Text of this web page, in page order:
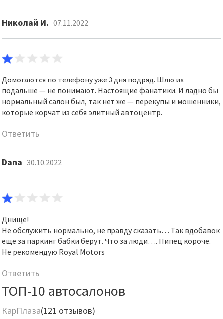
Николай И. 07.11.2022
Домогаются по телефону уже 3 дня подряд. Шлю их
подальше — не понимают. Настоящие фанатики. И ладно бы
нормальный салон был, так нет же — перекупы и мошенники,
которые корчат из себя элитный автоцентр.
Ответить
Dana 30.10.2022
Днище!
Не обслужить нормально, не правду сказать… Так вдобавок
еще за паркинг бабки берут. Что за люди…. Пипец короче.
Не рекомендую Royal Motors
Ответить
ТОП-10 автосалонов
КарПлаза(121 отзывов)